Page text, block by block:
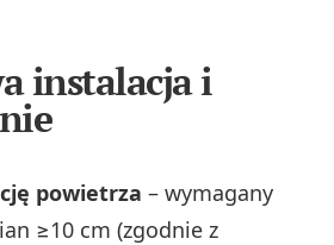
instalacja i
powietrza – wymagany
≥10 cm (zgodnie z